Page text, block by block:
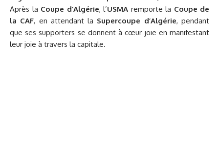
Après la Coupe d’Algérie, l’USMA remporte la Coupe de
la CAF, en attendant la Supercoupe d’Algérie, pendant
que ses supporters se donnent à cœur joie en manifestant
leur joie à travers la capitale.